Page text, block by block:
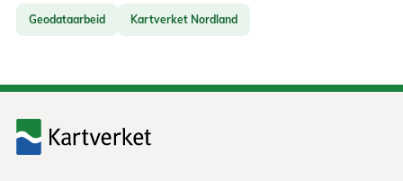
Geodataarbeid Kartverket Nordland